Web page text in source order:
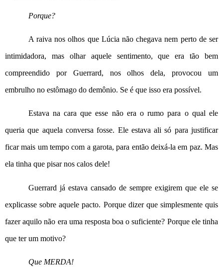
Porque?
A raiva nos olhos que Lúcia não chegava nem perto de ser
intimidadora, mas olhar aquele sentimento, que era tão bem
compreendido por Guerrard, nos olhos dela, provocou um
embrulho no estômago do demônio. Se é que isso era possível.
Estava na cara que esse não era o rumo para o qual ele
queria que aquela conversa fosse. Ele estava ali só para justificar
ficar mais um tempo com a garota, para então deixá-la em paz. Mas
ela tinha que pisar nos calos dele!
Guerrard já estava cansado de sempre exigirem que ele se
explicasse sobre aquele pacto. Porque dizer que simplesmente quis
fazer aquilo não era uma resposta boa o suficiente? Porque ele tinha
que ter um motivo?
Que MERDA!